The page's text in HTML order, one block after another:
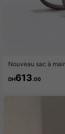
Nouveau sac à
DH613.00